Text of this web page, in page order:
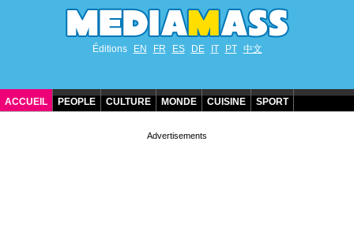
Éditions EN FR ES DE IT PT 中文
ACCUEIL PEOPLE CULTURE MONDE CUISINE SPORT